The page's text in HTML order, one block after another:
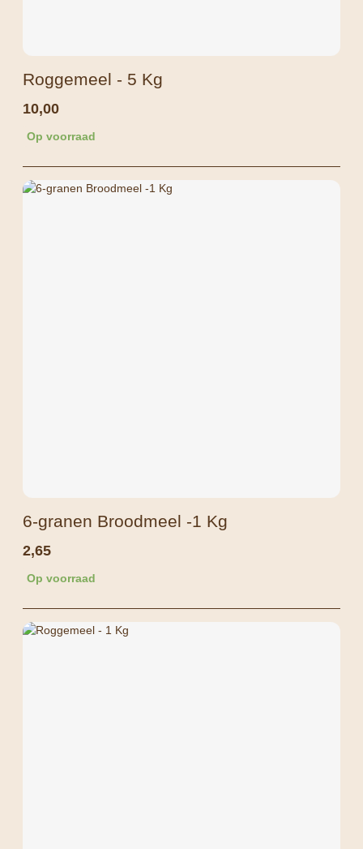
Roggemeel - 5 Kg
10,00
Op voorraad
6-granen Broodmeel -1 Kg
2,65
Op voorraad